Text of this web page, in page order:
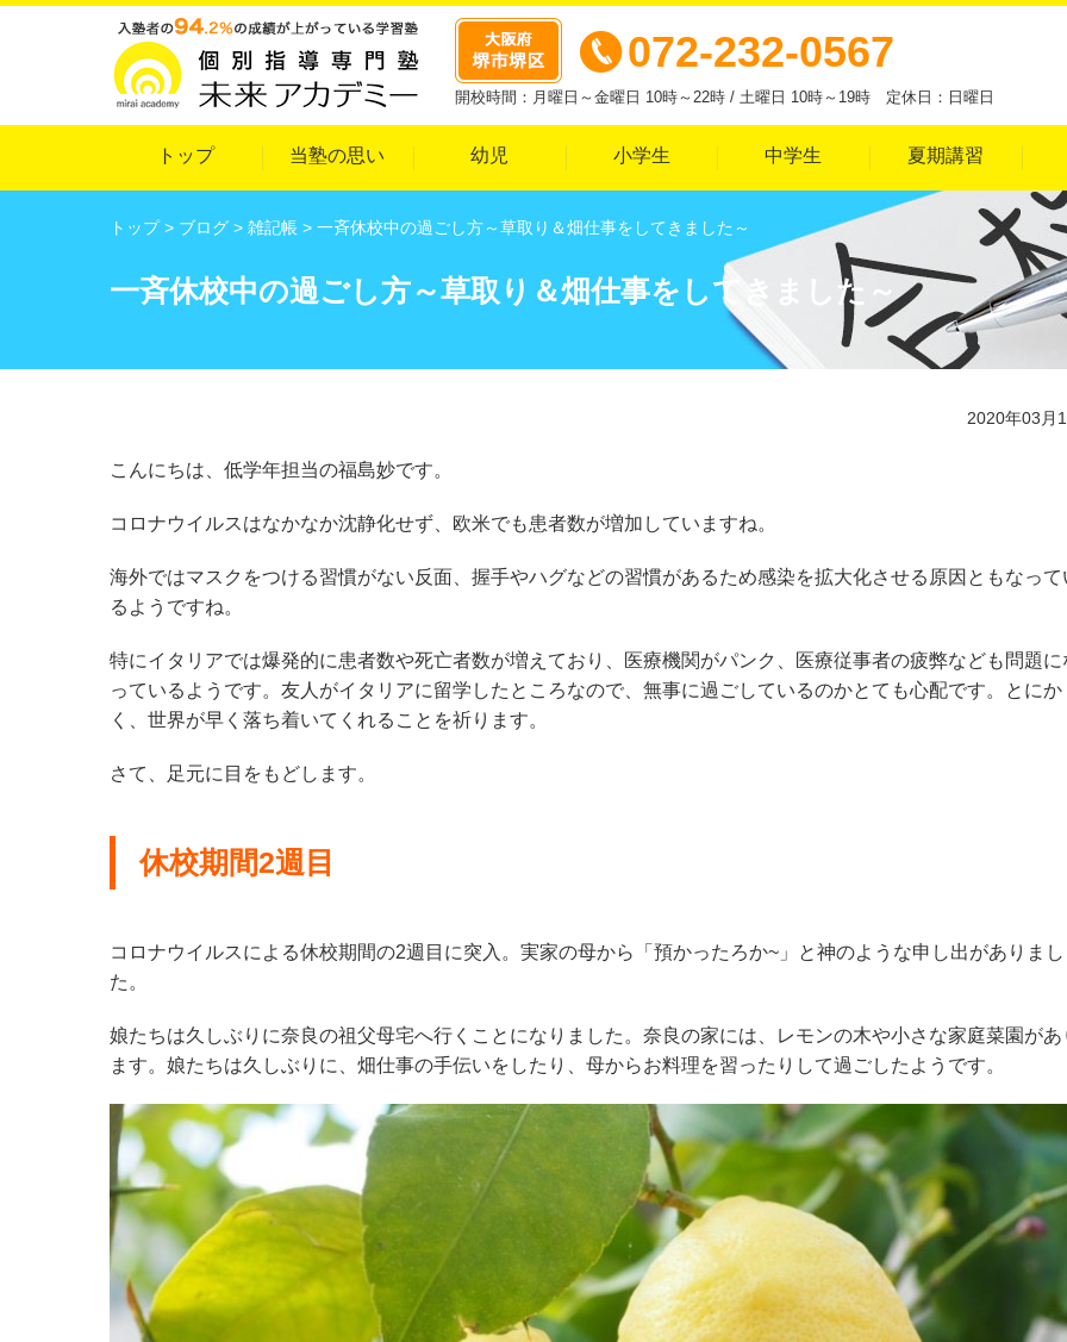
072-232-0567
開校時間：月曜日～金曜日 10時～22時 / 土曜日 10時～19時 定休日：日曜日
トップ 当塾の思い 幼児 小学生 中学生 夏期講習
トップ> ブログ > 雑記帳 > 一斉休校中の過ごし方～草取り＆畑仕事をしてきました～
一斉休校中の過ごし方～草取り＆畑仕事をしてきました～
2020年03月
こんにちは、低学年担当の福島妙です。
コロナウイルスはなかなか沈静化せず、欧米でも患者数が増加していますね。
海外ではマスクをつける習慣がない反面、握手やハグなどの習慣があるため感染を拡大化させる原因ともなって
るようですね。
特にイタリアでは爆発的に患者数や死亡者数が増えており、医療機関がパンク、医療従事者の疲弊なども問題に
っているようです。友人がイタリアに留学したところなので、無事に過ごしているのかとても心配です。とにか
く、世界が早く落ち着いてくれることを祈ります。
さて、足元に目をもどします。
休校期間2週目
コロナウイルスによる休校期間の2週目に突入。実家の母から「預かったろか~」と神のような申し出がありまし
た。
娘たちは久しぶりに奈良の祖父母宅へ行くことになりました。奈良の家には、レモンの木や小さな家庭菜園があ
ます。娘たちは久しぶりに、畑仕事の手伝いをしたり、母からお料理を習ったりして過ごしたようです。